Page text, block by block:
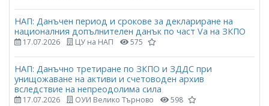
НАП: Данъчен период и срокове за деклариране на
националния допълнителен данък по част Vа на ЗКПО
17.07.2026 ЦУ на НАП 575
НАП: Данъчно третиране по ЗКПО и ЗДДС при
унищожаване на активи и счетоводен архив
вследствие на непреодолима сила
17.07.2026 ОУИ Велико Търново 598